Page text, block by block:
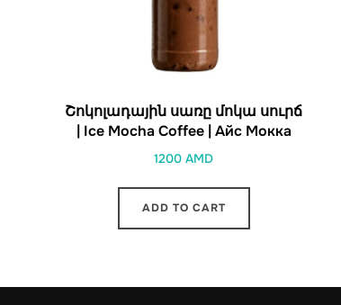
Շոկոլադային սառը մոկա սուրճ
| Ice Mocha Coffee | Айс Мокка
1200AMD
ADD TO CART